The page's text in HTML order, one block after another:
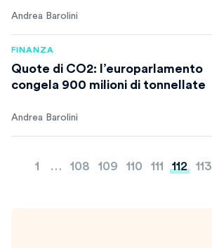
Andrea Barolini
FINANZA
Quote di CO2: l’europarlamento
congela 900 milioni di tonnellate
Andrea Barolini
Paginazione
1 … 108 109 110 111 112 113